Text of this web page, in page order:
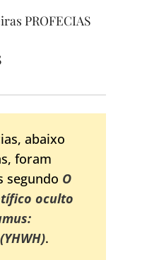
PROFECIAS
abaixo
foram
segundo O
oculto
.